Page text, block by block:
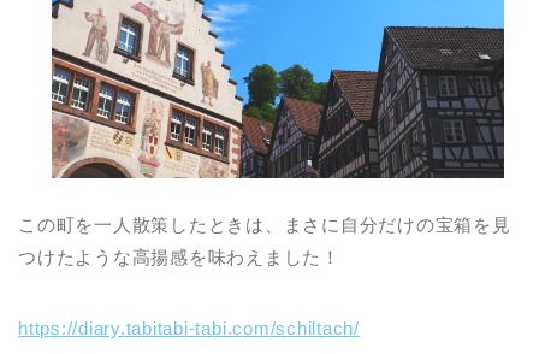
この町を一人散策したときは、まさに自分だけの宝箱を見
つけたような高揚感を味わえました！
https://diary.tabitabi-tabi.com/schiltach/